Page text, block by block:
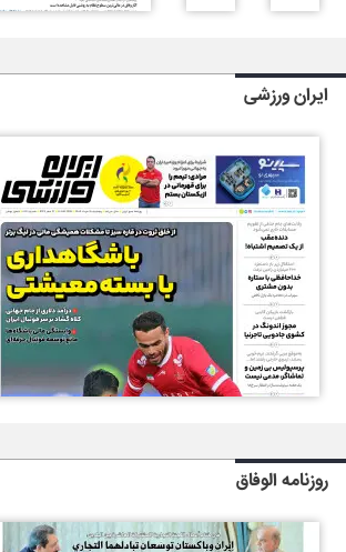
ایران ورزشی
روزنامه الوفاق